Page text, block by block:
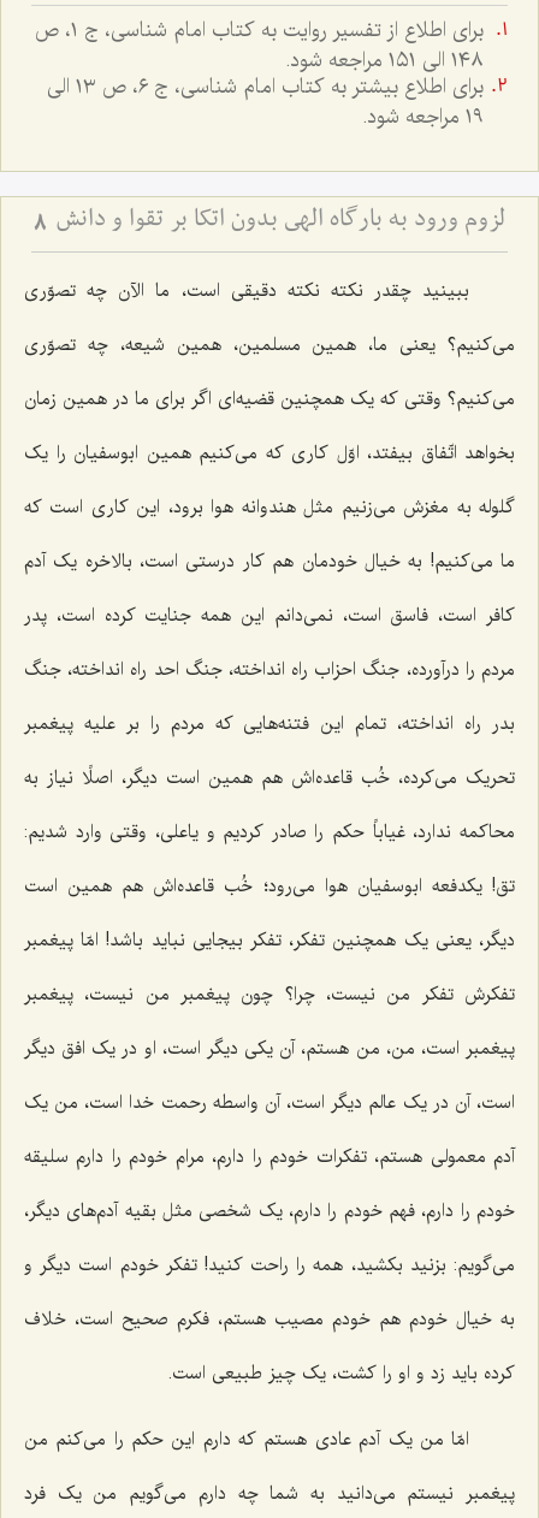
براى اطلاع از تفسير روايت به كتاب امام شناسى، ج ١، ص
١٤٨ الى ١٥١ مراجعه شود.
براى اطلاع بيشتر به كتاب امام شناسى، ج ٦، ص ١٣ الى
١٩ مراجعه شود.
لزوم ورود به بارگاه الهی بدون اتکا بر تقوا و دانش 8
ببینید چقدر نکته نکته دقیقی است، ما الآن چه تصوّری
می‌کنیم؟ یعنی ما، همین مسلمین، همین شیعه، چه تصوّری
می‌کنیم؟ وقتی که یک همچنین قضیه‌ای اگر برای ما در همین زمان
بخواهد اتّفاق بیفتد، اوّل کاری که می‌کنیم همین ابوسفیان را یک
گلوله به مغزش می‌زنیم مثل هندوانه هوا برود، این کاری است که
ما می‌کنیم! به خیال خودمان هم کار درستی است، بالاخره یک آدم
کافر است، فاسق است، نمی‌دانم این همه جنایت کرده است، پدر
مردم را درآورده، جنگ احزاب راه انداخته، جنگ احد راه انداخته، جنگ
بدر راه انداخته، تمام این فتنه‌هایی که مردم را بر علیه پیغمبر
تحریک می‌کرده، خُب قاعده‌اش هم همین است دیگر، اصلًا نیاز به
محاکمه ندارد، غیاباً حکم را صادر کردیم و یاعلی، وقتی وارد شدیم:
تق! یکدفعه ابوسفیان هوا می‌رود؛ خُب قاعده‌اش هم همین است
دیگر، یعنی یک همچنین تفکر، تفکر بیجایی نباید باشد! امّا پیغمبر
تفکرش تفکر من نیست، چرا؟ چون پیغمبر من نیست، پیغمبر
پیغمبر است، من، من هستم، آن یکی دیگر است، او در یک افق دیگر
است، آن در یک عالم دیگر است، آن واسطه رحمت خدا است، من یک
آدم معمولی هستم، تفکرات خودم را دارم، مرام خودم را دارم سلیقه
خودم را دارم، فهم خودم را دارم، یک شخصی مثل بقیه آدم‌های دیگر،
می‌گویم: بزنید بکشید، همه را راحت کنید! تفکر خودم است دیگر و
به خیال خودم هم خودم مصیب هستم، فکرم صحیح است، خلاف
کرده باید زد و او را کشت، یک چیز طبیعی است.
امّا من یک آدم عادی هستم که دارم این حکم را می‌کنم من
پیغمبر نیستم می‌دانید به شما چه دارم می‌گویم من یک فرد